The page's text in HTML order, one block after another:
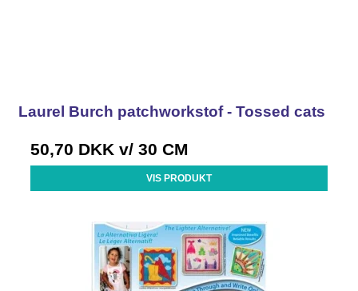
Laurel Burch patchworkstof - Tossed cats
50,70 DKK v/ 30 CM
VIS PRODUKT